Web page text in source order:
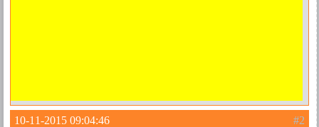
#2
10-11-2015 09:04:46